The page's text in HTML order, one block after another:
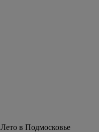
Лето в Подмосковье